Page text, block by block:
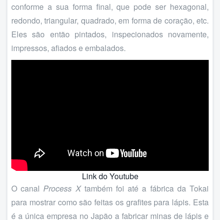
conforme a sua forma final, que pode ser hexagonal,
redondo, triangular, quadrado, em forma de coração, etc.
Eles são então pintados, inspecionados novamente,
impressos, afiados e embalados.
Link do Youtube
O canalProcess Xtambém foi até a fábrica da Tokai
para mostrar como são feitas os grafites para lápis. Esta
é a única empresa no Japão a fabricar minas de lápis e